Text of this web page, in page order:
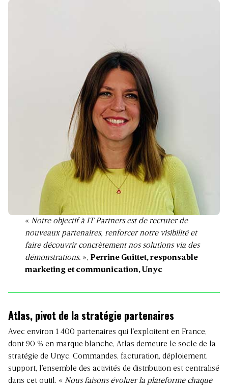
« Notre objectif à IT Partners est de recruter de
nouveaux partenaires, renforcer notre visibilité et
faire découvrir concrètement nos solutions via des
démonstrations. », Perrine Guittet, responsable
marketing et communication, Unyc
Atlas, pivot de la stratégie partenaires
Avec environ 1 400 partenaires qui l’exploitent en France,
dont 90 % en marque blanche, Atlas demeure le socle de la
stratégie de Unyc. Commandes, facturation, déploiement,
support, l’ensemble des activités de distribution est centralisé
dans cet outil. « Nous faisons évoluer la plateforme chaque